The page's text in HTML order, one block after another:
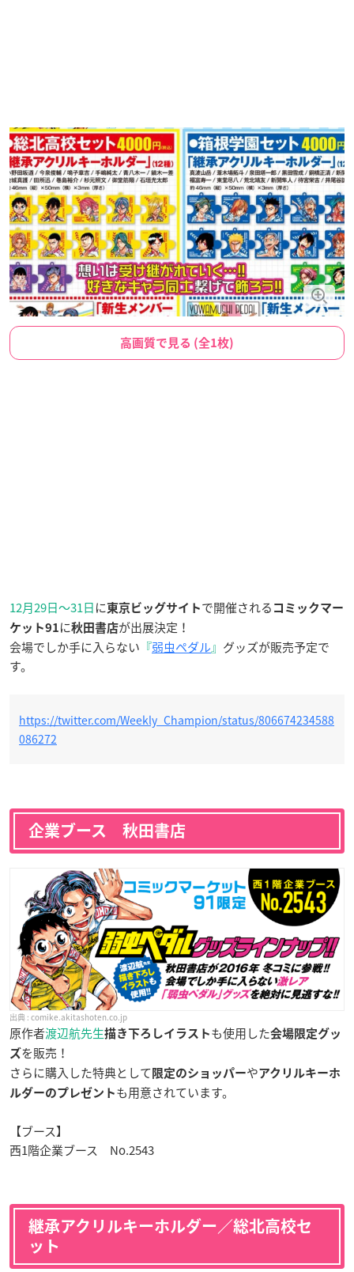
高画質で見る (全1枚)
12月29日〜31日に東京ビッグサイト で開催される コミックマー
ケット91 に秋田書店が出展決定！
会場でしか手に入らない 『弱虫ペダル』 グッズが販売予定で
す。
https://twitter.com/Weekly_Champion/status/806674234588
086272
企業ブース 秋田書店
comike.akitashoten.co.jp
原作者渡辺航先生描き下ろしイラスト も使用した会場限定グッ
ズ を販売！
さらに購入した特典として 限定のショッパーやアクリルキーホ
ルダーのプレゼン ト も用意されています。
【ブース】
西1階企業ブース No.2543
継承アクリルキーホルダー／総北高校セ
ット